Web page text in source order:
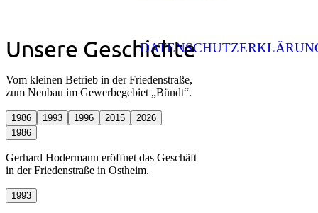
Unsere Geschichte
Vom kleinen Betrieb in der Friedenstraße,
zum Neubau im Gewerbegebiet „Bündt“.
1986 1993 1996 2015
2026
1986
Gerhard Hodermann eröffnet das Geschäft
in der Friedenstraße in Ostheim.
1993